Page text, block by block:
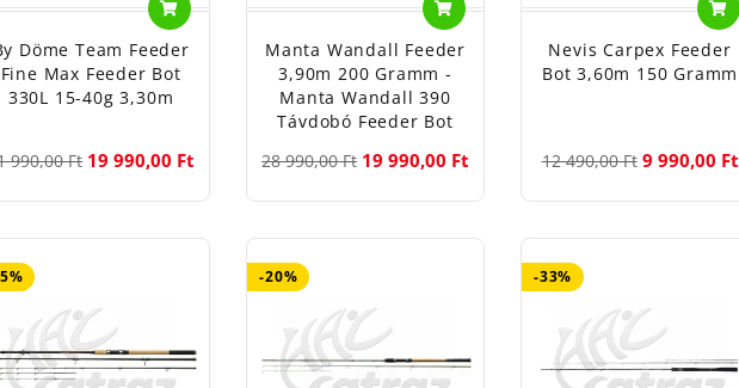
Döme Team Feeder
Fine Max Feeder Bot
330L 15-40g 3,30m
990,00 Ft 19 990,00 Ft
Manta Wandall Feeder
3,90m 200 Gramm -
Manta Wandall 390
Távdobó Feeder Bot
28 990,00 Ft 19 990,00 Ft
Nevis Carpex Feeder
Bot 3,60m 150 Gramm
12 490,00 Ft 9 990,00 Ft
-20% -33%